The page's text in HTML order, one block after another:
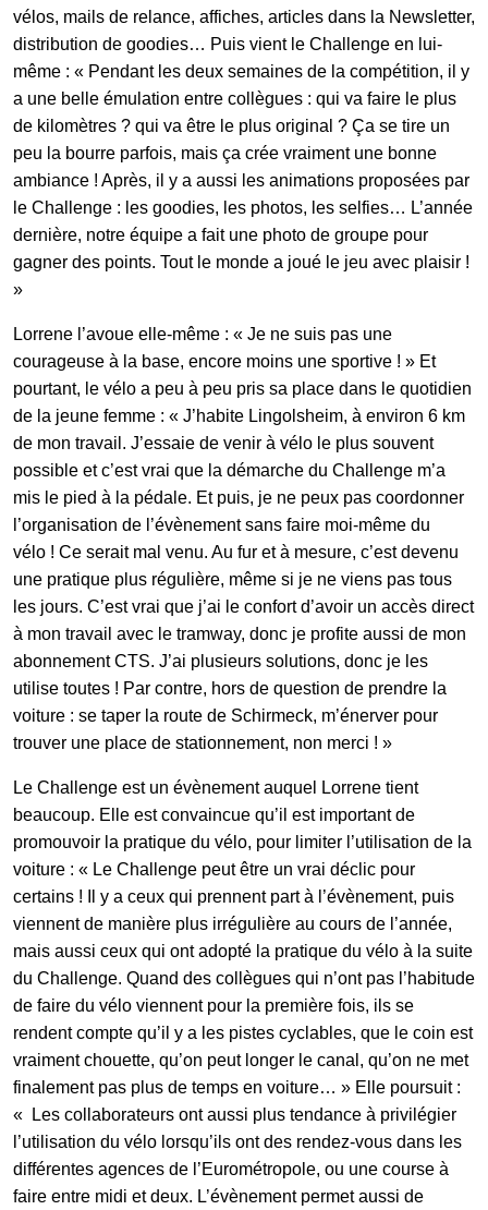
vélos, mails de relance, affiches, articles dans la Newsletter,
distribution de goodies… Puis vient le Challenge en lui-
même : « Pendant les deux semaines de la compétition, il y
a une belle émulation entre collègues : qui va faire le plus
de kilomètres ? qui va être le plus original ? Ça se tire un
peu la bourre parfois, mais ça crée vraiment une bonne
ambiance ! Après, il y a aussi les animations proposées par
le Challenge : les goodies, les photos, les selfies… L’année
dernière, notre équipe a fait une photo de groupe pour
gagner des points. Tout le monde a joué le jeu avec plaisir !
»
Lorrene l’avoue elle-même : « Je ne suis pas une
courageuse à la base, encore moins une sportive ! » Et
pourtant, le vélo a peu à peu pris sa place dans le quotidien
de la jeune femme : « J’habite Lingolsheim, à environ 6 km
de mon travail. J’essaie de venir à vélo le plus souvent
possible et c’est vrai que la démarche du Challenge m’a
mis le pied à la pédale. Et puis, je ne peux pas coordonner
l’organisation de l’évènement sans faire moi-même du
vélo ! Ce serait mal venu. Au fur et à mesure, c’est devenu
une pratique plus régulière, même si je ne viens pas tous
les jours. C’est vrai que j’ai le confort d’avoir un accès direct
à mon travail avec le tramway, donc je profite aussi de mon
abonnement CTS. J’ai plusieurs solutions, donc je les
utilise toutes ! Par contre, hors de question de prendre la
voiture : se taper la route de Schirmeck, m’énerver pour
trouver une place de stationnement, non merci ! »
Le Challenge est un évènement auquel Lorrene tient
beaucoup. Elle est convaincue qu’il est important de
promouvoir la pratique du vélo, pour limiter l’utilisation de la
voiture : « Le Challenge peut être un vrai déclic pour
certains ! Il y a ceux qui prennent part à l’évènement, puis
viennent de manière plus irrégulière au cours de l’année,
mais aussi ceux qui ont adopté la pratique du vélo à la suite
du Challenge. Quand des collègues qui n’ont pas l’habitude
de faire du vélo viennent pour la première fois, ils se
rendent compte qu’il y a les pistes cyclables, que le coin est
vraiment chouette, qu’on peut longer le canal, qu’on ne met
finalement pas plus de temps en voiture… » Elle poursuit :
« Les collaborateurs ont aussi plus tendance à privilégier
l’utilisation du vélo lorsqu’ils ont des rendez-vous dans les
différentes agences de l’Eurométropole, ou une course à
faire entre midi et deux. L’évènement permet aussi de